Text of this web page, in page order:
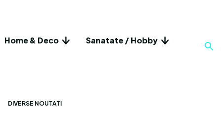
Home & Deco
Sanatate / Hobby
DIVERSE NOUTATI